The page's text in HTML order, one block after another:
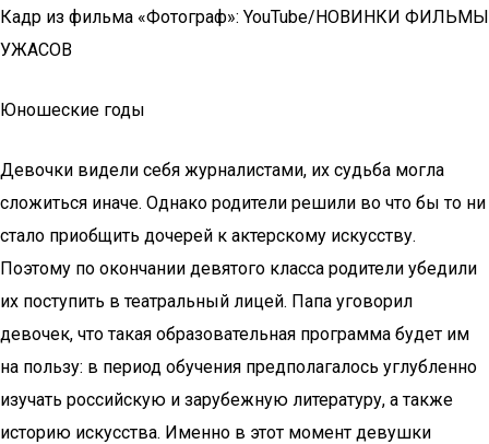
Кадр из фильма «Фотограф»: YouTube/НОВИНКИ ФИЛЬМЫ
УЖАСОВ
Юношеские годы
Девочки видели себя журналистами, их судьба могла
сложиться иначе. Однако родители решили во что бы то ни
стало приобщить дочерей к актерскому искусству.
Поэтому по окончании девятого класса родители убедили
их поступить в театральный лицей. Папа уговорил
девочек, что такая образовательная программа будет им
на пользу: в период обучения предполагалось углубленно
изучать российскую и зарубежную литературу, а также
историю искусства. Именно в этот момент девушки